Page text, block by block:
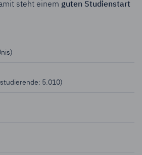
steht einem guten Studienstart
5.010)